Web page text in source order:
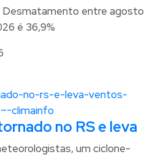
Desmatamento entre agosto
é 36,9%
no RS e leva
um ciclone-